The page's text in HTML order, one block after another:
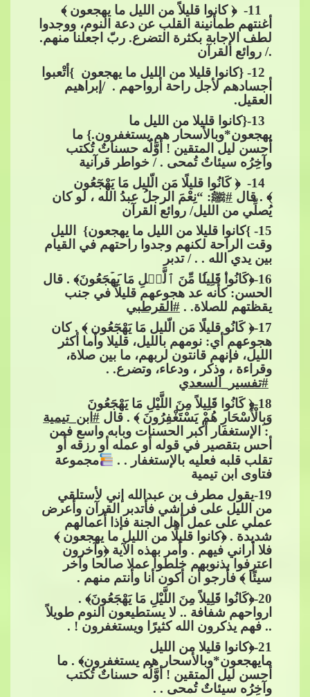
​​​​ 11- ﴿ كانوا قليلاً من الليل ما يهجعون ﴾
أغنتهم طمأنينة القلب عن دعة النوم، ووجدوا
لطف الإجابة بكثرة التضرع. ربّ اجعلنا منهم.
./ روائع القرآن
​​ 12- {كانوا قليلا من الليل ما يهجعون }أتْعبوا
أجسادهم لأجل راحة أرواحهم . /إبراهيم
العقيل.
​​​​ 13-{كانوا قليلا من الليل ما
يهجعون*وبالأسحار هم يستغفرون.} ما
أحسن ليل المتقين ! أوَّلُه حسناتٌ تُكتب
وآخِرُه سيئاتٌ تُمحى . / خواطر قرآنية
​​​​ 14- ﴿ كَانُوا قليلًا مَن الّليل مَا يَهْجٓعُون
﴾ . قال #ﷺ: “نِعْمَ الرجلُ عبدُ الله ، لو كان
يُصلِّي من الليل/ روائع القرآن
15- }كانوا قليلا من الليل ما يهجعون} الليل
وقت الراحة لكنهم وجدوا راحتهم في القيام
بين يدي الله . . / تدبر
16-﴿كَانُوا ​​ قَلِیلا مِّنَ​​ ٱلَّیۡلِ مَا​​یَهجَعُونَ﴾ . قال
الحسن: كأنه عد هجوعهم قليلاً في جنب
يقظتهم للصلاة. .​​ #القرطبي
17-﴿ كَانُو قليلًا مَن الّليل مَا يَهْجٓعُون ﴾ . كان
هجوعهم أي: نومهم بالليل، قليلا وأما أكثر
الليل، فإنهم قانتون لربهم، ما بين​​ صلاة،
وقراءة ، وذكر ، ودعاء، وتضرع. .​​
#تفسير_السعدي
18-﴿ كَانُوا قَلِيلاً مِنَ اللَّيْلِ مَا يَهْجَعُونَ
وَبِالْأَسْحَارِ هُمْ يَسْتَغْفِرُونَ ﴾ . قال​​ #ابن_تيمية
: الإستغفار أكبر الحسنات وبابه واسع فمن
أحس بتقصير في قوله أو عمله أو رزقه أو
تقلب قلبه فعليه بالإستغفار . .​​
مجموعة
فتاوى ابن تيمية
19-يقول مطرف بن عبدالله إني لأستلقي
من الليل على فراشي​​ فأتدبر القرآن وأعرض
عملي على عمل أهل الجنة فإذا أعمالهم
شديدة . ﴿كانوا قليلًا من الليل ما يهجعون ﴾
فلا أراني فيهم . وأمر بهذه الآية ﴿وآخرون
اعترفوا بذنوبهم خلطوا عملا صالحا وآخر
سيئًا ﴾ فأرجو أن أكون أنا وأنتم منهم .
20-﴿كَانُوا قَلِيلاً مِنَ اللَّيْلِ مَا​​ يَهْجَعُونَ﴾ .
ارواحهم شفافة .. لا يستطيعون النوم طويلاً
.. فهم يذكرون الله كثيرًا ويستغفرون ! .
21-﴿كانوا قليلا من الليل
مايهجعون*وبالأسحار هم يستغفرون﴾ . ما
أحسن ليل المتقين ! أوَّلُه حسناتٌ تُكتب
وآخِرُه سيئاتٌ تُمحى . .